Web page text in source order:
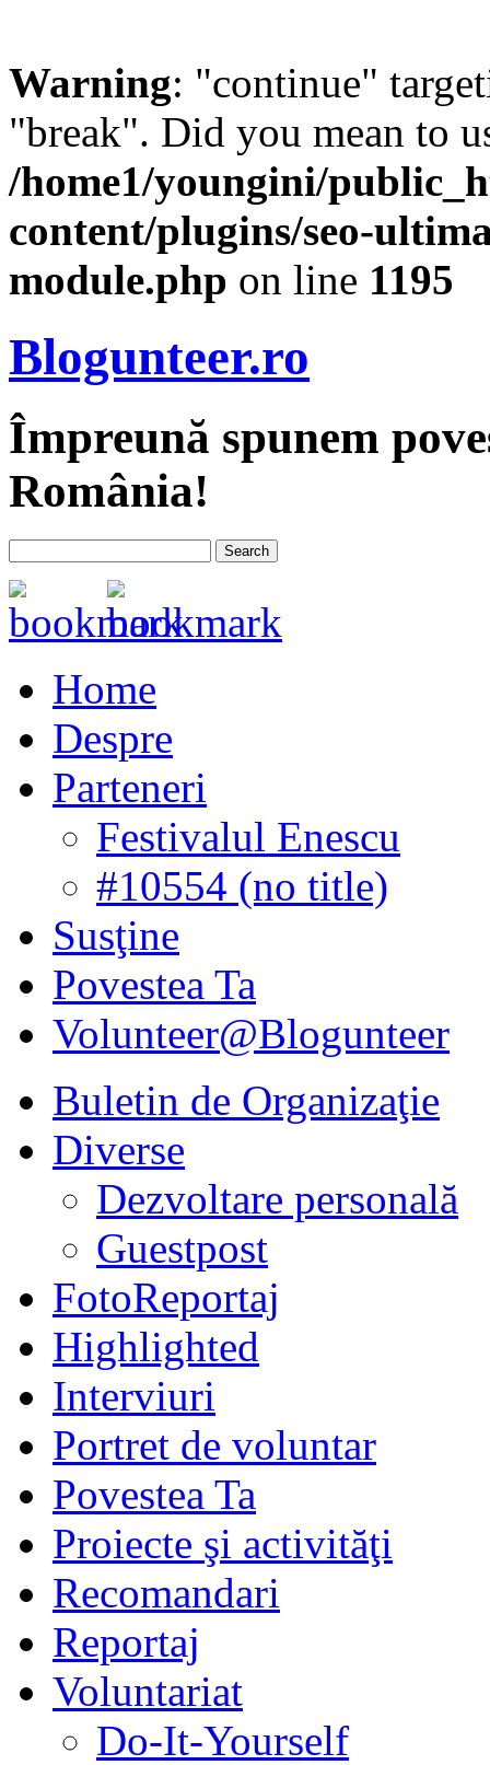
Warning: "continue"
"break". Did you mean to
/home1/youngini/
content/plugins/seo-
module.php on line 1195
Blogunteer.ro
Împreună spunem
România!
Home
Despre
Parteneri
Festivalul Enescu
#10554 (no title)
Susţine
Povestea Ta
Volunteer@Blogunteer
Buletin de Organizaţie
Diverse
Dezvoltare personală
Guestpost
FotoReportaj
Highlighted
Interviuri
Portret de voluntar
Povestea Ta
Proiecte şi activităţi
Recomandari
Reportaj
Voluntariat
Do-It-Yourself